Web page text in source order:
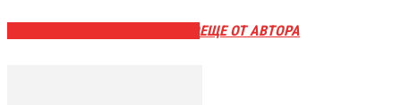
ЕЩЕ ОТ АВТОРА